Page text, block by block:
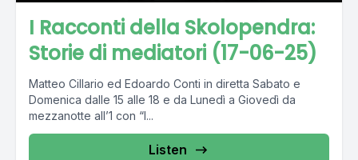
I Racconti della Skolopendra:
Storie di mediatori (17-06-25)
Matteo Cillario ed Edoardo Conti in diretta Sabato e
Domenica dalle 15 alle 18 e da Lunedì a Giovedì da
mezzanotte all’1 con “I...
Listen